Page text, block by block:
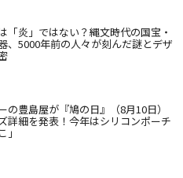
「炎」ではない？縄文時代の国宝・
、5000年前の人々が刻んだ謎とデザ
の豊島屋が『鳩の日』（8月10日）
詳細を発表！今年はシリコンポーチ
」